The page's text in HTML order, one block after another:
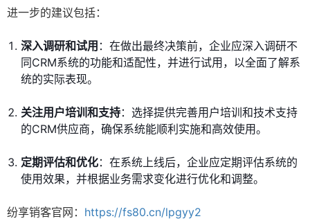
进一步的建议包括：
深入调研和试用 ：在做出最终决策前，企业应深入调研不
同CRM系统的功能和适配性，并进行试用，以全面了解系
统的实际表现。
关注用户培训和支持：选择提供完善用户培训和技术支持
的CRM供应商，确保系统能顺利实施和高效使用。
定期评估和优化：在系统上线后，企业应定期评估系统的
使用效果，并根据业务需求变化进行优化和调整。
纷享销客官网： https://fs80.cn/lpgyy2